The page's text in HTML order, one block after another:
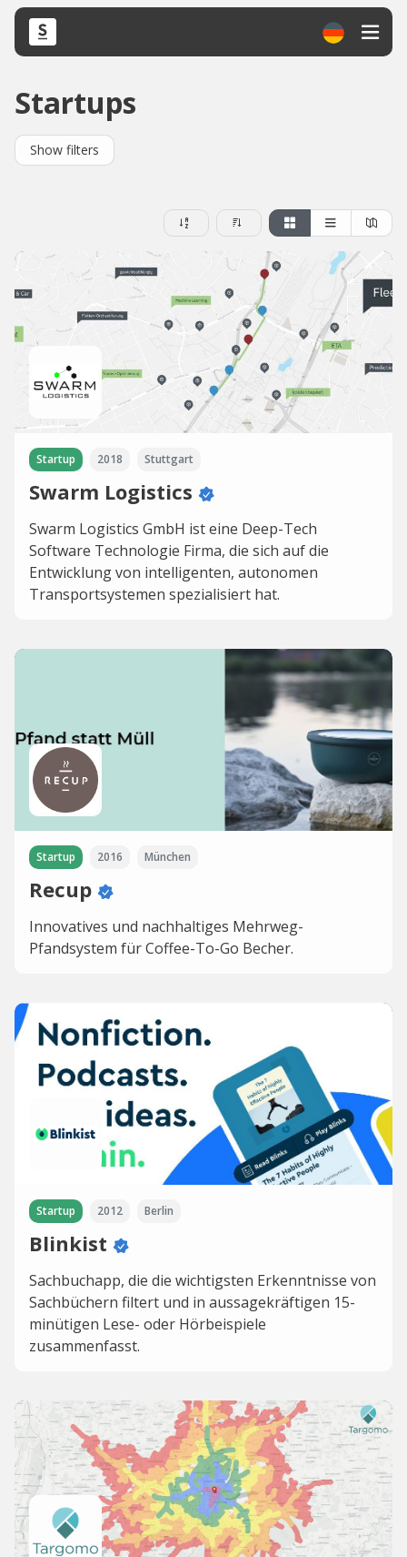
Startups
Show filters
Startup 2018 Stuttgart
Swarm Logistics
Swarm Logistics GmbH ist eine Deep-Tech
Software Technologie Firma, die sich auf die
Entwicklung von intelligenten, autonomen
Transportsystemen spezialisiert hat.
Startup 2016 München
Recup
Innovatives und nachhaltiges Mehrweg-
Pfandsystem für Coffee-To-Go Becher.
Startup 2012 Berlin
Blinkist
Sachbuchapp, die die wichtigsten Erkenntnisse von
Sachbüchern filtert und in aussagekräftigen 15-
minütigen Lese- oder Hörbeispiele
zusammenfasst.